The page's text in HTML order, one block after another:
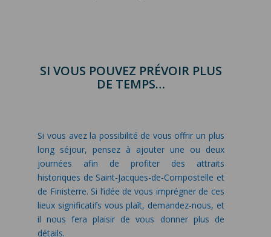
SI VOUS POUVEZ PRÉVOIR PLUS
DE TEMPS…
Si vous avez la possibilité de vous offrir un plus
long séjour, pensez à ajouter une ou deux
journées afin de profiter des attraits
historiques de Saint-Jacques-de-Compostelle et
de Finisterre. Si l’idée de vous imprégner de ces
lieux significatifs vous plaît, demandez-nous, et
il nous fera plaisir de vous donner plus de
détails.